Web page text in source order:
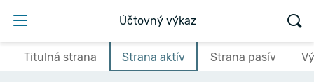
Účtovný výkaz
Titulná strana Strana aktív Strana pasív